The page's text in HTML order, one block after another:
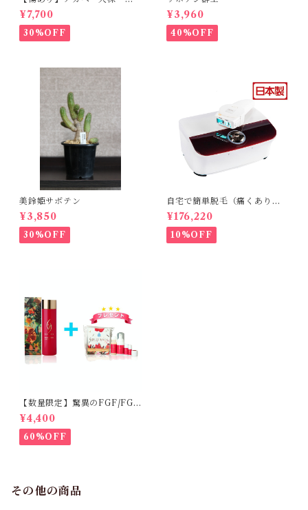
ビコルヌータ カウズホーン
¥7,700
30%OFF
¥3,960
40%OFF
美鈴姫サボテン
¥3,850
30%OFF
自宅で簡単脱毛（痛くありま
せん。byエトウ）
¥176,220
10%OFF
【数量限定】驚異のFGF/FGF
アンチエイジング化粧水
¥4,400
60%OFF
その他の商品